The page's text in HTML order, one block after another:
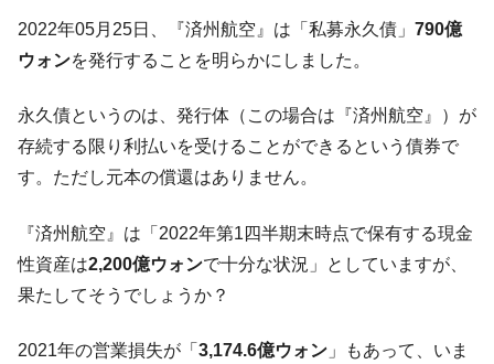
にぶん殴る法案」提出！⇒ クーパン問題は合衆国企業に対
他人事のような発言。
韓国半導体『SKハイニックス』2026年2Qの
Fact1
日本の誇る海洋資源調査船『白嶺』は先進技術の
塊！
府県とは？
2022年05月25日、『済州航空』は「私募永久債」 790億
ウォンを発行することを明らかにしました。
永久債というのは、発行体（この場合は『済州航空』）が
存続する限り利払いを受けることができるという債券で
す。ただし元本の償還はありません。
『済州航空』は「2022年第1四半期末時点で保有する現金
性資産は2,200億ウォンで十分な状況」としていますが、
果たしてそうでしょうか？
2021年の営業損失が「 3,174.6億ウォン 」もあって、いま